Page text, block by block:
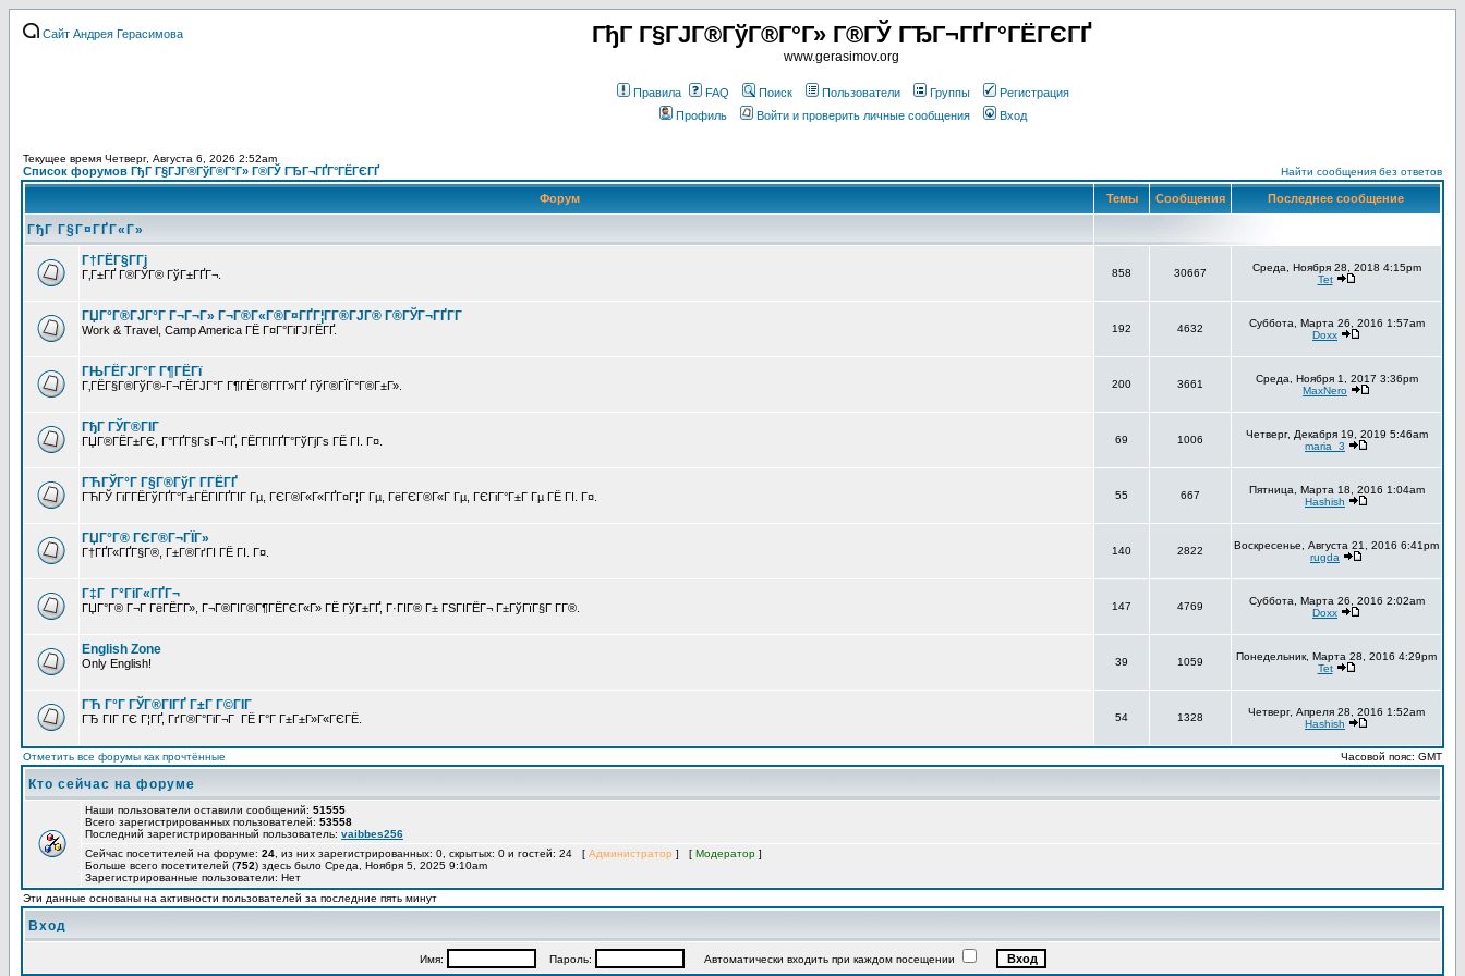
Сайт Андрея Герасимова ГђГ Г§ГЈГ®ГўГ®Г°Г» Г®ГЎ ГЂГ¬ГҐГ°ГЁГЄГҐ
www.gerasimov.org
Правила FAQ Поиск Пользователи Группы
Регистрация
Профиль
Войти и проверить личные сообщения Вход
Текущее время Четверг, Августа 6, 2026 2:52am
Список форумов ГђГ Г§ГЈГ®ГўГ®Г°Г» Г®ГЎ ГЂГ¬ГҐГ°ГЁГЄГҐ Найти сообщения без ответов
Форум Темы Сообщения Последнее сообщение
ГђГ Г§Г¤ГҐГ«Г»
Г†ГЁГ§Г­Гј
Г‚Г±ГҐ Г®ГЎГ® ГўГ±ГҐГ¬. 858 30667
Среда, Ноября 28, 2018 4:15pm
Tet
ГЏГ°Г®ГЈГ°Г Г¬Г¬Г» Г¬Г®Г«Г®Г¤ГҐГ¦Г­Г®ГЈГ® Г®ГЎГ¬ГҐГ­Г
Work & Travel, Camp America ГЁ Г¤Г°ГіГЈГЁГҐ. 192 4632
Суббота, Марта 26, 2016 1:57am
Doxx
ГЊГЁГЈГ°Г Г¶ГЁГї
Г‚ГЁГ§Г®ГўГ®-Г¬ГЁГЈГ°Г Г¶ГЁГ®Г­Г­Г»ГҐ ГўГ®ГЇГ°Г®Г±Г». 200 3661
Среда, Ноября 1, 2017 3:36pm
MaxNero
ГђГ ГЎГ®ГІГ
ГЏГ®ГЁГ±ГЄ, Г°ГҐГ§ГѕГ¬ГҐ, ГЁГ­ГІГҐГ°ГўГјГѕ ГЁ ГІ. Г¤. 69 1006
Четверг, Декабря 19, 2019 5:46am
maria_3
ГЋГЎГ°Г Г§Г®ГўГ Г­ГЁГҐ
ГЋГЎ ГіГ­ГЁГўГҐГ°Г±ГЁГІГҐГІГ Гµ, ГЄГ®Г«Г«ГҐГ¤Г¦Г Гµ, ГёГЄГ®Г«Г Гµ, ГЄГіГ°Г±Г Гµ ГЁ ГІ. Г¤. 55 667
Пятница, Марта 18, 2016 1:04am
Hashish
ГЏГ°Г® ГЄГ®Г¬ГЇГ»
Г†ГҐГ«ГҐГ§Г®, Г±Г®ГґГІ ГЁ ГІ. Г¤. 140 2822
Воскресенье, Августа 21, 2016 6:41pm
rugda
Г‡Г Г°ГіГ«ГҐГ¬
ГЏГ°Г® Г¬Г ГёГЁГ­Г», Г¬Г®ГІГ®Г¶ГЁГЄГ«Г» ГЁ ГўГ±ГҐ, Г·ГІГ® Г± ГЅГІГЁГ¬ Г±ГўГїГ§Г Г­Г®. 147 4769
Суббота, Марта 26, 2016 2:02am
Doxx
English Zone
Only English! 39 1059
Понедельник, Марта 28, 2016 4:29pm
Tet
ГЋ Г°Г ГЎГ®ГІГҐ Г±Г Г©ГІГ
ГЂ ГІГ ГЄ Г¦ГҐ, ГґГ®Г°ГіГ¬Г ГЁ Г°Г Г±Г±Г»Г«ГЄГЁ. 54 1328
Четверг, Апреля 28, 2016 1:52am
Hashish
Отметить все форумы как прочтённые Часовой пояс: GMT
Кто сейчас на форуме
Наши пользователи оставили сообщений: 51555
Всего зарегистрированных пользователей: 53558
Последний зарегистрированный пользователь: vaibbes256
Сейчас посетителей на форуме: 24 , из них зарегистрированных: 0, скрытых: 0 и гостей: 24 [ Администратор ] [ Модератор ]
Больше всего посетителей (752) здесь было Среда, Ноября 5, 2025 9:10am
Зарегистрированные пользователи: Нет
Эти данные основаны на активности пользователей за последние пять минут
Вход
Имя: Пароль: Автоматически входить при каждом посещении